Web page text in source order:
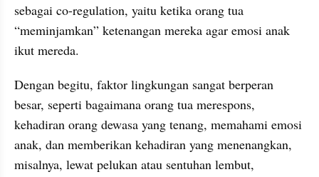
sebagai co-regulation, yaitu ketika orang tua
“meminjamkan” ketenangan mereka agar emosi anak
ikut mereda.
Dengan begitu, faktor lingkungan sangat berperan
besar, seperti bagaimana orang tua merespons,
kehadiran orang dewasa yang tenang, memahami emosi
anak, dan memberikan kehadiran yang menenangkan,
misalnya, lewat pelukan atau sentuhan lembut,